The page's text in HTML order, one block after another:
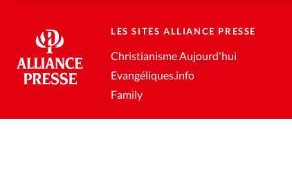
LES SITES ALLIANCE PRESSE
Christianisme Aujourd'hui
Evangéliques.info
Family